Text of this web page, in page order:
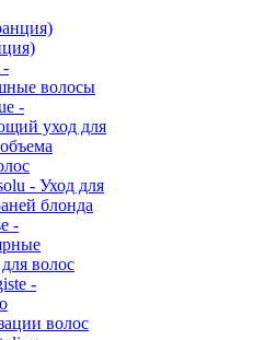
-
волосы
-
уход для
- Уход для
блонда
-
волос
-
волос